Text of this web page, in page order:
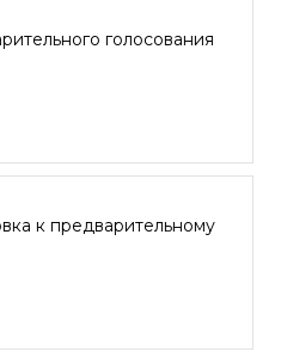
голосования
к предварительному